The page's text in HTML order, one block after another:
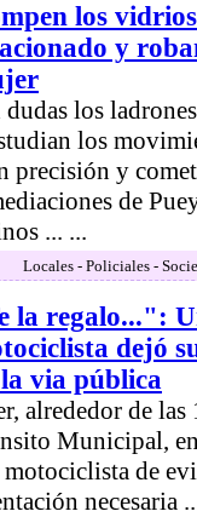
los
y
dudas los
los
precisión y
de
... ...
Locales - Policiales -
la regalo...":
dejó
via pública
alrededor de las
Municipal,
de
necesaria